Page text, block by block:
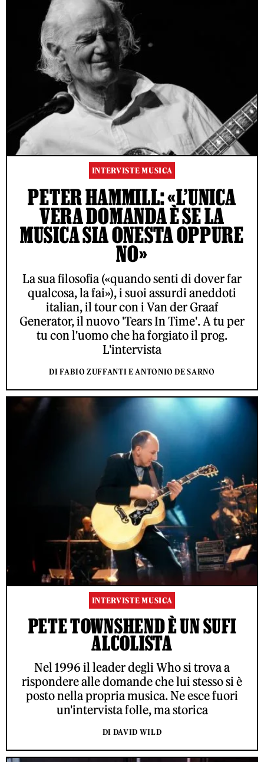
INTERVISTE MUSICA
PETER HAMMILL: «L’UNICA
VERA DOMANDA È SE LA
MUSICA SIA ONESTA OPPURE
NO»
La sua filosofia («quando senti di dover far
qualcosa, la fai»), i suoi assurdi aneddoti
italian, il tour con i Van der Graaf
Generator, il nuovo 'Tears In Time'. A tu per
tu con l'uomo che ha forgiato il prog.
L'intervista
DI FABIO ZUFFANTI E ANTONIO DE SARNO
INTERVISTE MUSICA
PETE TOWNSHEND È UN SUFI
ALCOLISTA
Nel 1996 il leader degli Who si trova a
rispondere alle domande che lui stesso si è
posto nella propria musica. Ne esce fuori
un'intervista folle, ma storica
DI DAVID WILD